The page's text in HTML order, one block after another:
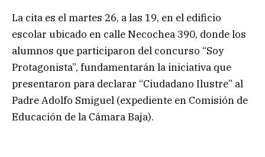
La cita es el martes 26, a las 19, en el edificio
escolar ubicado en calle Necochea 390, donde los
alumnos que participaron del concurso “Soy
Protagonista”, fundamentarán la iniciativa que
presentaron para declarar “Ciudadano Ilustre” al
Padre Adolfo Smiguel (expediente en Comisión de
Educación de la Cámara Baja).